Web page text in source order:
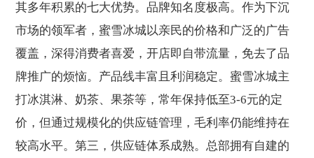
其多年积累的七大优势。品牌知名度极高。作为下沉
市场的领军者，蜜雪冰城以亲民的价格和广泛的广告
覆盖，深得消费者喜爱，开店即自带流量，免去了品
牌推广的烦恼。产品线丰富且利润稳定。蜜雪冰城主
打冰淇淋、奶茶、果茶等，常年保持低至3-6元的定
价，但通过规模化的供应链管理，毛利率仍能维持在
较高水平。第三，供应链体系成熟。总部拥有自建的